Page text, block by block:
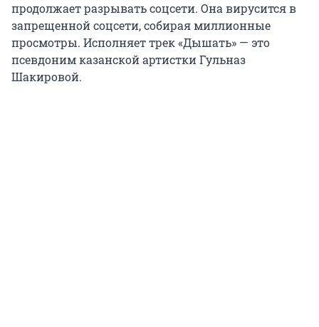
продолжает разрывать соцсети. Она вирусится в
запрещенной соцсети, собирая миллионные
просмотры. Исполняет трек «Дышать» — это
псевдоним казанской артистки Гульназ
Шакировой.